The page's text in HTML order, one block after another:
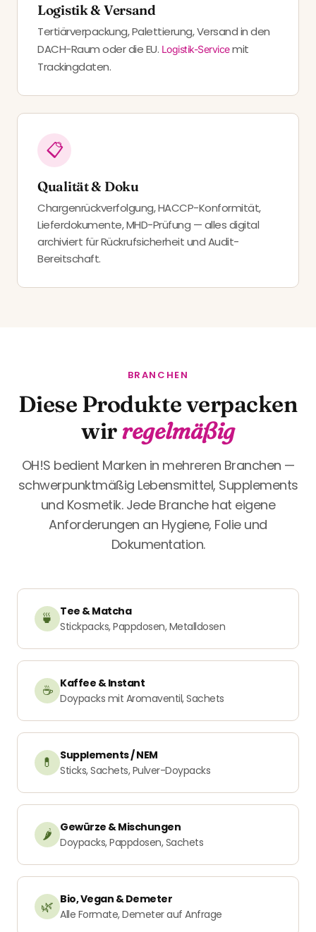
Logistik & Versand
Tertiärverpackung, Palettierung, Versand in den
DACH-Raum oder die EU. Logistik-Servicemit
Trackingdaten.
📋
Qualität & Doku
Chargenrückverfolgung, HACCP-Konformität,
Lieferdokumente, MHD-Prüfung — alles digital
archiviert für Rückrufsicherheit und Audit-
Bereitschaft.
BRANCHEN
Diese Produkte verpacken
wirregelmäßig
OH!S bedient Marken in mehreren Branchen —
schwerpunktmäßig Lebensmittel, Supplements
und Kosmetik. Jede Branche hat eigene
Anforderungen an Hygiene, Folie und
Dokumentation.
🍵
Tee & Matcha
Stickpacks, Pappdosen, Metalldosen
☕ Kaffee & Instant
Doypacks mit Aromaventil, Sachets
💊
Supplements / NEM
Sticks, Sachets, Pulver-Doypacks
🌶️
Gewürze & Mischungen
Doypacks, Pappdosen, Sachets
🌿 Bio, Vegan & Demeter
Alle Formate, Demeter auf Anfrage